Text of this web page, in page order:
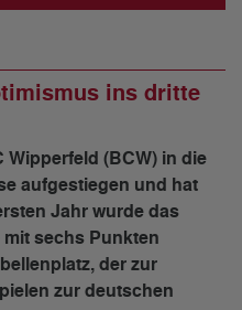
ins dritte
Wipperfeld (BCW) in die
aufgestiegen und hat
Jahr wurde das
sechs Punkten
der zur
zur deutschen